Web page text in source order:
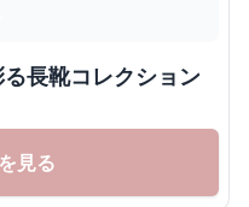
長靴コレクション
見る